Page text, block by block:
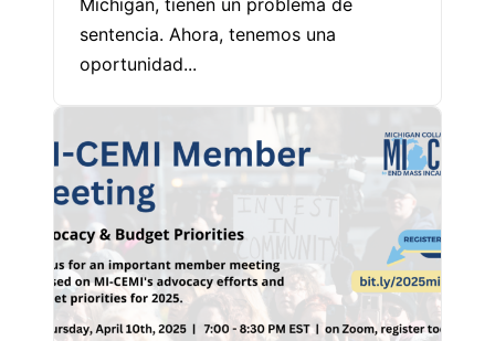
Michigan, tienen un problema de
sentencia. Ahora, tenemos una
oportunidad...